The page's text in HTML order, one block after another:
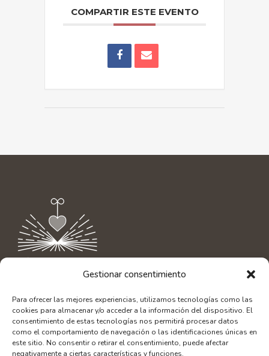
Gestionar consentimiento
Para ofrecer las mejores experiencias, utilizamos tecnologías como las
cookies para almacenar y/o acceder a la información del dispositivo. El
consentimiento de estas tecnologías nos permitirá procesar datos
como el comportamiento de navegación o las identificaciones únicas en
este sitio. No consentir o retirar el consentimiento, puede afectar
negativamente a ciertas características y funciones.
COMPARTIR ESTE EVENTO
Diseño Web: SerLibreMente
Fotografía: Alberto Bacete